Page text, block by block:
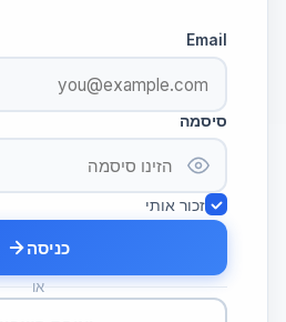
Email
סיסמה
זכור אותי
כניסה
או